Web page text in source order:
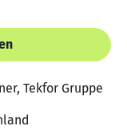
Tekfor Gruppe